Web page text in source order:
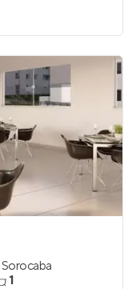
Sorocaba
1